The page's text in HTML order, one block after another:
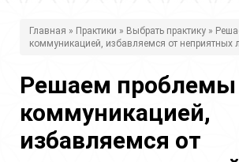
д
е
Главная » Практики » Выбрать практику »
коммуникацией, избавляемся от неприятных
Решаем проблемы
коммуникацией,
избавляемся от